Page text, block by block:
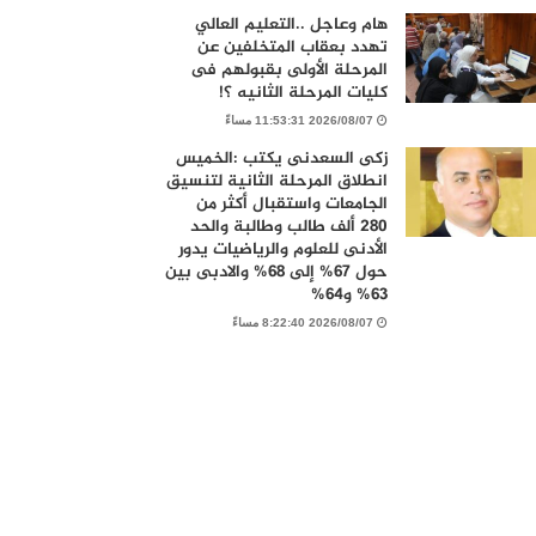
هام وعاجل ..التعليم العالي
تهدد بعقاب المتخلفين عن
المرحلة الأولى بقبولهم فى
كليات المرحلة الثانيه ؟!
2026/08/07 11:53:31 مساءً
زكى السعدنى يكتب :الخميس
انطلاق المرحلة الثانية لتنسيق
الجامعات واستقبال أكثر من
280 ألف طالب وطالبة والحد
الأدنى للعلوم والرياضيات يدور
حول 67% إلى 68% والادبى بين
63% و64%
2026/08/07 8:22:40 مساءً